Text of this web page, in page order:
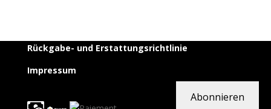
Rückgabe- und Erstattungsrichtlinie
Impressum
Abonnieren